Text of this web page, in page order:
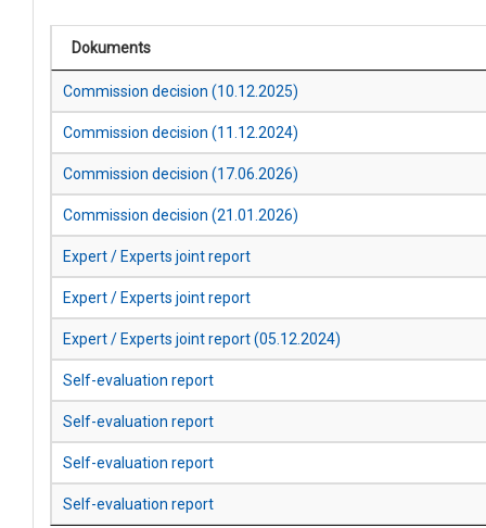
Dokuments
Commission decision (10.12.2025)
Commission decision (11.12.2024)
Commission decision (17.06.2026)
Commission decision (21.01.2026)
Expert / Experts joint report
Expert / Experts joint report
Expert / Experts joint report (05.12.2024)
Self-evaluation report
Self-evaluation report
Self-evaluation report
Self-evaluation report